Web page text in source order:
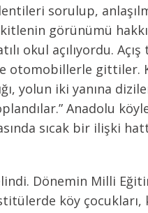
sorulup,
görünümü
okul açılıyordu.
otomobillerle gittiler.
yolun iki yanına
Anadolu
sıcak bir ilişki
Dönemin Milli
köy